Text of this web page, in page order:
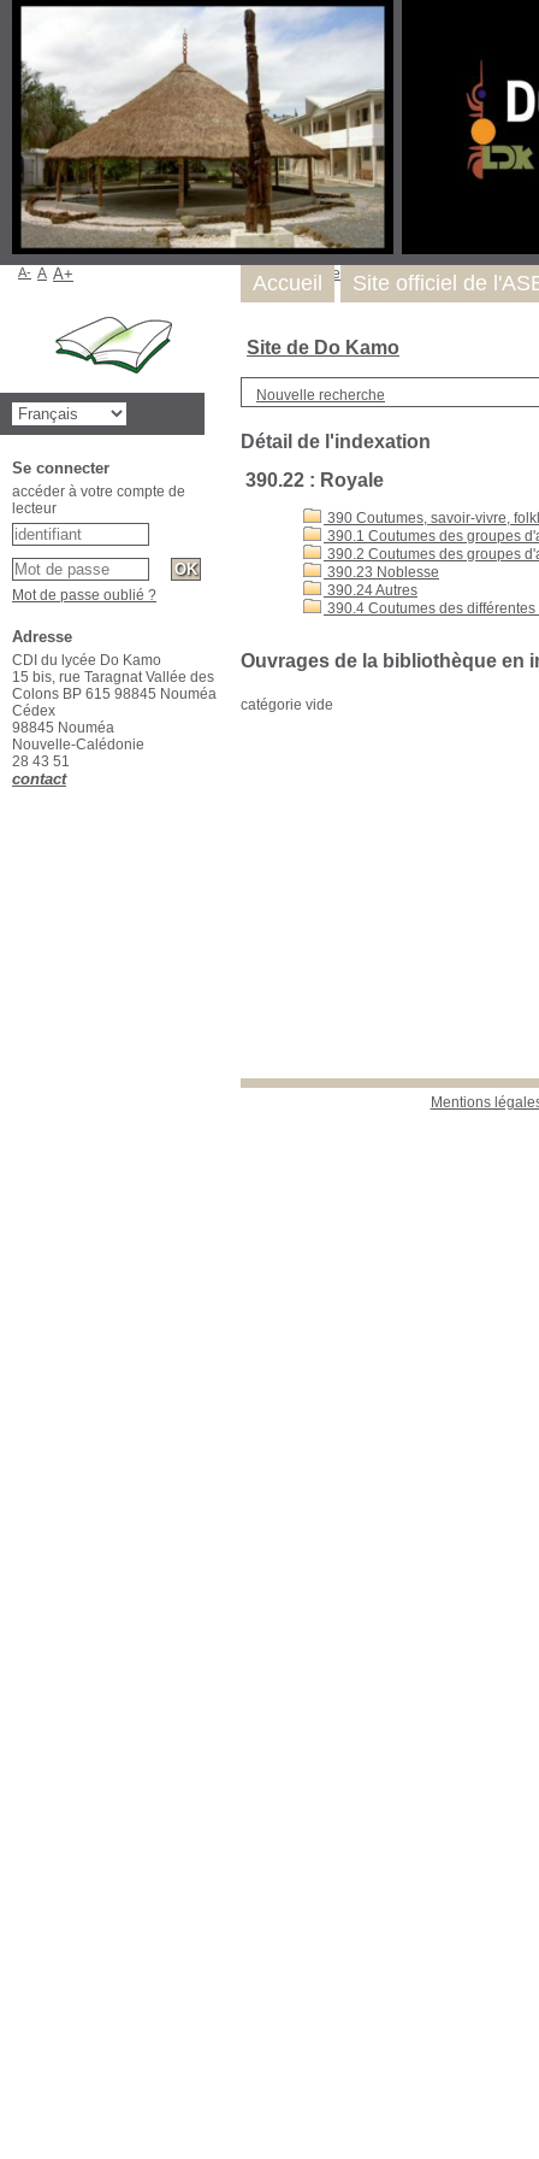
Site de Do Kamo
Nouvelle recherche
Détail de l'indexation
390.22 : Royale
390 Coutumes, savoir-vivre,
390.1 Coutumes des groupes
390.2 Coutumes des groupes
390.23 Noblesse
390.24 Autres
390.4 Coutumes des
Ouvrages de la bibliothèque en
catégorie vide
Mentions
Accueil Site officiel de
Nous trouver
A- A A+
Se connecter
accéder à votre compte de
lecteur
Mot de passe oublié ?
Adresse
CDI du lycée Do Kamo
15 bis, rue Taragnat Vallée des
Colons BP 615 98845 Nouméa
Cédex
98845 Nouméa
Nouvelle-Calédonie
28 43 51
contact